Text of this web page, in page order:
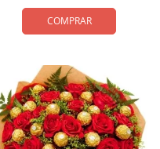
COMPRAR